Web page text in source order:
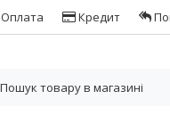
Оплата Кредит